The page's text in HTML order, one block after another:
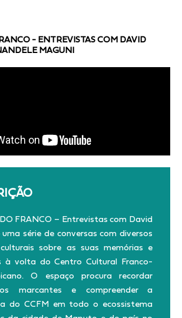
- ENTREVISTAS COM DAVID
MAGUNI
DO FRANCO – Entrevistas com David
uma série de conversas com diversos
sobre as suas memórias e
à volta do Centro Cultural Franco-
O espaço procura recordar
marcantes e compreender a
do CCFM em todo o ecossistema